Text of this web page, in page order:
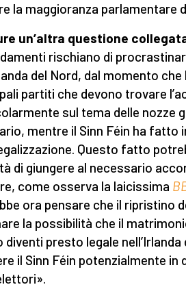
la maggioranza parlamentare
un’altra questione
rischiano di
del Nord, dal momento
partiti che devono trovare
sul tema delle nozze
mentre il Sinn Féin ha fatto
Questo fatto
di giungere al necessario
come osserva la laicissima
ora pensare che il ripristino
la possibilità che il
diventi presto legale
il Sinn Féin potenzialmente in